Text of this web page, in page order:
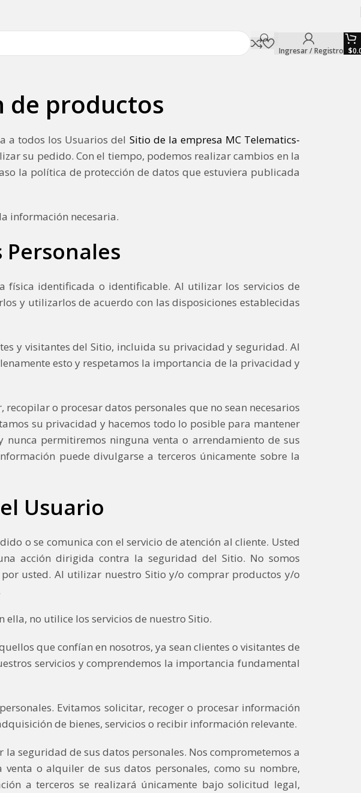
Ingresar / Registro $
de productos
a todos los Usuarios del Sitio de la empresa MC Telematics-
su pedido. Con el tiempo, podemos realizar cambios en la
la política de protección de datos que estuviera publicada
información necesaria.
física identificada o identificable. Al utilizar los servicios de
y utilizarlos de acuerdo con las disposiciones establecidas
y visitantes del Sitio, incluida su privacidad y seguridad. Al
esto y respetamos la importancia de la privacidad y
o procesar datos personales que no sean necesarios
su privacidad y hacemos todo lo posible para mantener
nunca permitiremos ninguna venta o arrendamiento de sus
puede divulgarse a terceros únicamente sobre la
Usuario
o se comunica con el servicio de atención al cliente. Usted
acción dirigida contra la seguridad del Sitio. No somos
usted. Al utilizar nuestro Sitio y/o comprar productos y/o
ella, no utilice los servicios de nuestro Sitio.
que confían en nosotros, ya sean clientes o visitantes de
servicios y comprendemos la importancia fundamental
Evitamos solicitar, recoger o procesar información
de bienes, servicios o recibir información relevante.
seguridad de sus datos personales. Nos comprometemos a
o alquiler de sus datos personales, como su nombre,
a terceros se realizará únicamente bajo solicitud legal,